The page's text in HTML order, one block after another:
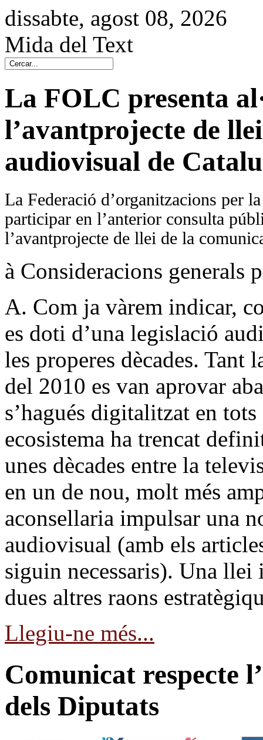
dissabte, agost 08, 2026
Mida del Text
La FOLC presenta
l’avantprojecte de
audiovisual de
La Federació d’organitzacions per
participar en l’anterior consulta
l’avantprojecte de llei de la
à Consideracions generals
A. Com ja vàrem indicar,
es doti d’una legislació
les properes dècades.
del 2010 es van aprovar
s’hagués digitalitzat en
ecosistema ha trencat
unes dècades entre la
en un de nou, molt més
aconsellaria impulsar una
audiovisual (amb els
siguin necessaris). Una llei
dues altres raons
Llegiu-ne més...
Comunicat respecte
dels Diputats